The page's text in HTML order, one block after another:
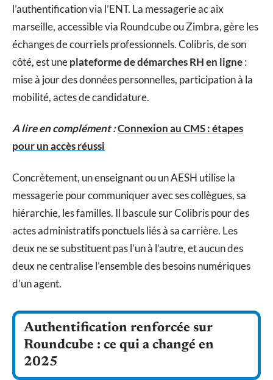
l’authentification via l’ENT. La messagerie ac aix
marseille, accessible via Roundcube ou Zimbra, gère les
échanges de courriels professionnels. Colibris, de son
côté, est uneplateforme de démarches RH en ligne:
mise à jour des données personnelles, participation à la
mobilité, actes de candidature.
A lire en complément :Connexion au CMS : étapes
pour un accès réussi
Concrètement, un enseignant ou un AESH utilise la
messagerie pour communiquer avec ses collègues, sa
hiérarchie, les familles. Il bascule sur Colibris pour des
actes administratifs ponctuels liés à sa carrière. Les
deux ne se substituent pas l’un à l’autre, et aucun des
deux ne centralise l’ensemble des besoins numériques
d’un agent.
Authentification renforcée sur
Roundcube : ce qui a changé en
2025